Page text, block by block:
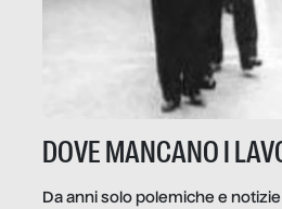
DOVE MANCANO I
Da anni solo polemiche e